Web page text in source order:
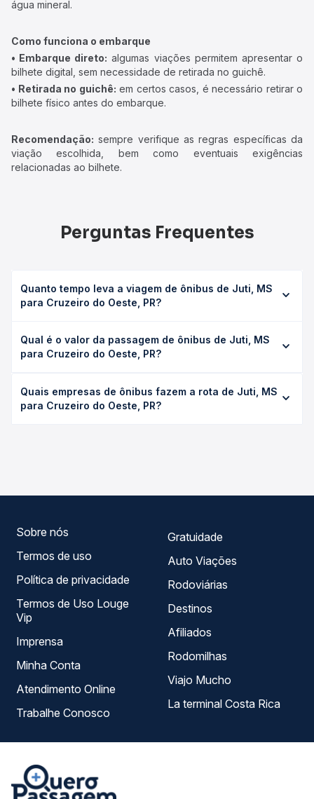
água mineral.
Como funciona o embarque
• Embarque direto: algumas viações permitem apresentar o
bilhete digital, sem necessidade de retirada no guichê.
• Retirada no guichê: em certos casos, é necessário retirar o
bilhete físico antes do embarque.
Recomendação: sempre verifique as regras específicas da
viação escolhida, bem como eventuais exigências
relacionadas ao bilhete.
Perguntas Frequentes
Quanto tempo leva a viagem de ônibus de Juti, MS
para Cruzeiro do Oeste, PR?
PR leva em média 7h 40min, podendo variar conforme a
viação, o tipo de serviço (convencional, executivo ou
exata de cada opção na data desejada.
Qual é o valor da passagem de ônibus de Juti, MS
para Cruzeiro do Oeste, PR?
Cruzeiro do Oeste, PR custa em média R$ 159,11 e varia
conforme a data da viagem, a empresa, o tipo de poltrona
Quais empresas de ônibus fazem a rota de Juti, MS
para Cruzeiro do Oeste, PR?
Sobre nós
Termos de uso
Política de privacidade
Termos de Uso Louge
Vip
Imprensa
Minha Conta
Atendimento Online
Trabalhe Conosco
Gratuidade
Auto Viações
Rodoviárias
Destinos
Afiliados
Rodomilhas
Viajo Mucho
La terminal Costa Rica